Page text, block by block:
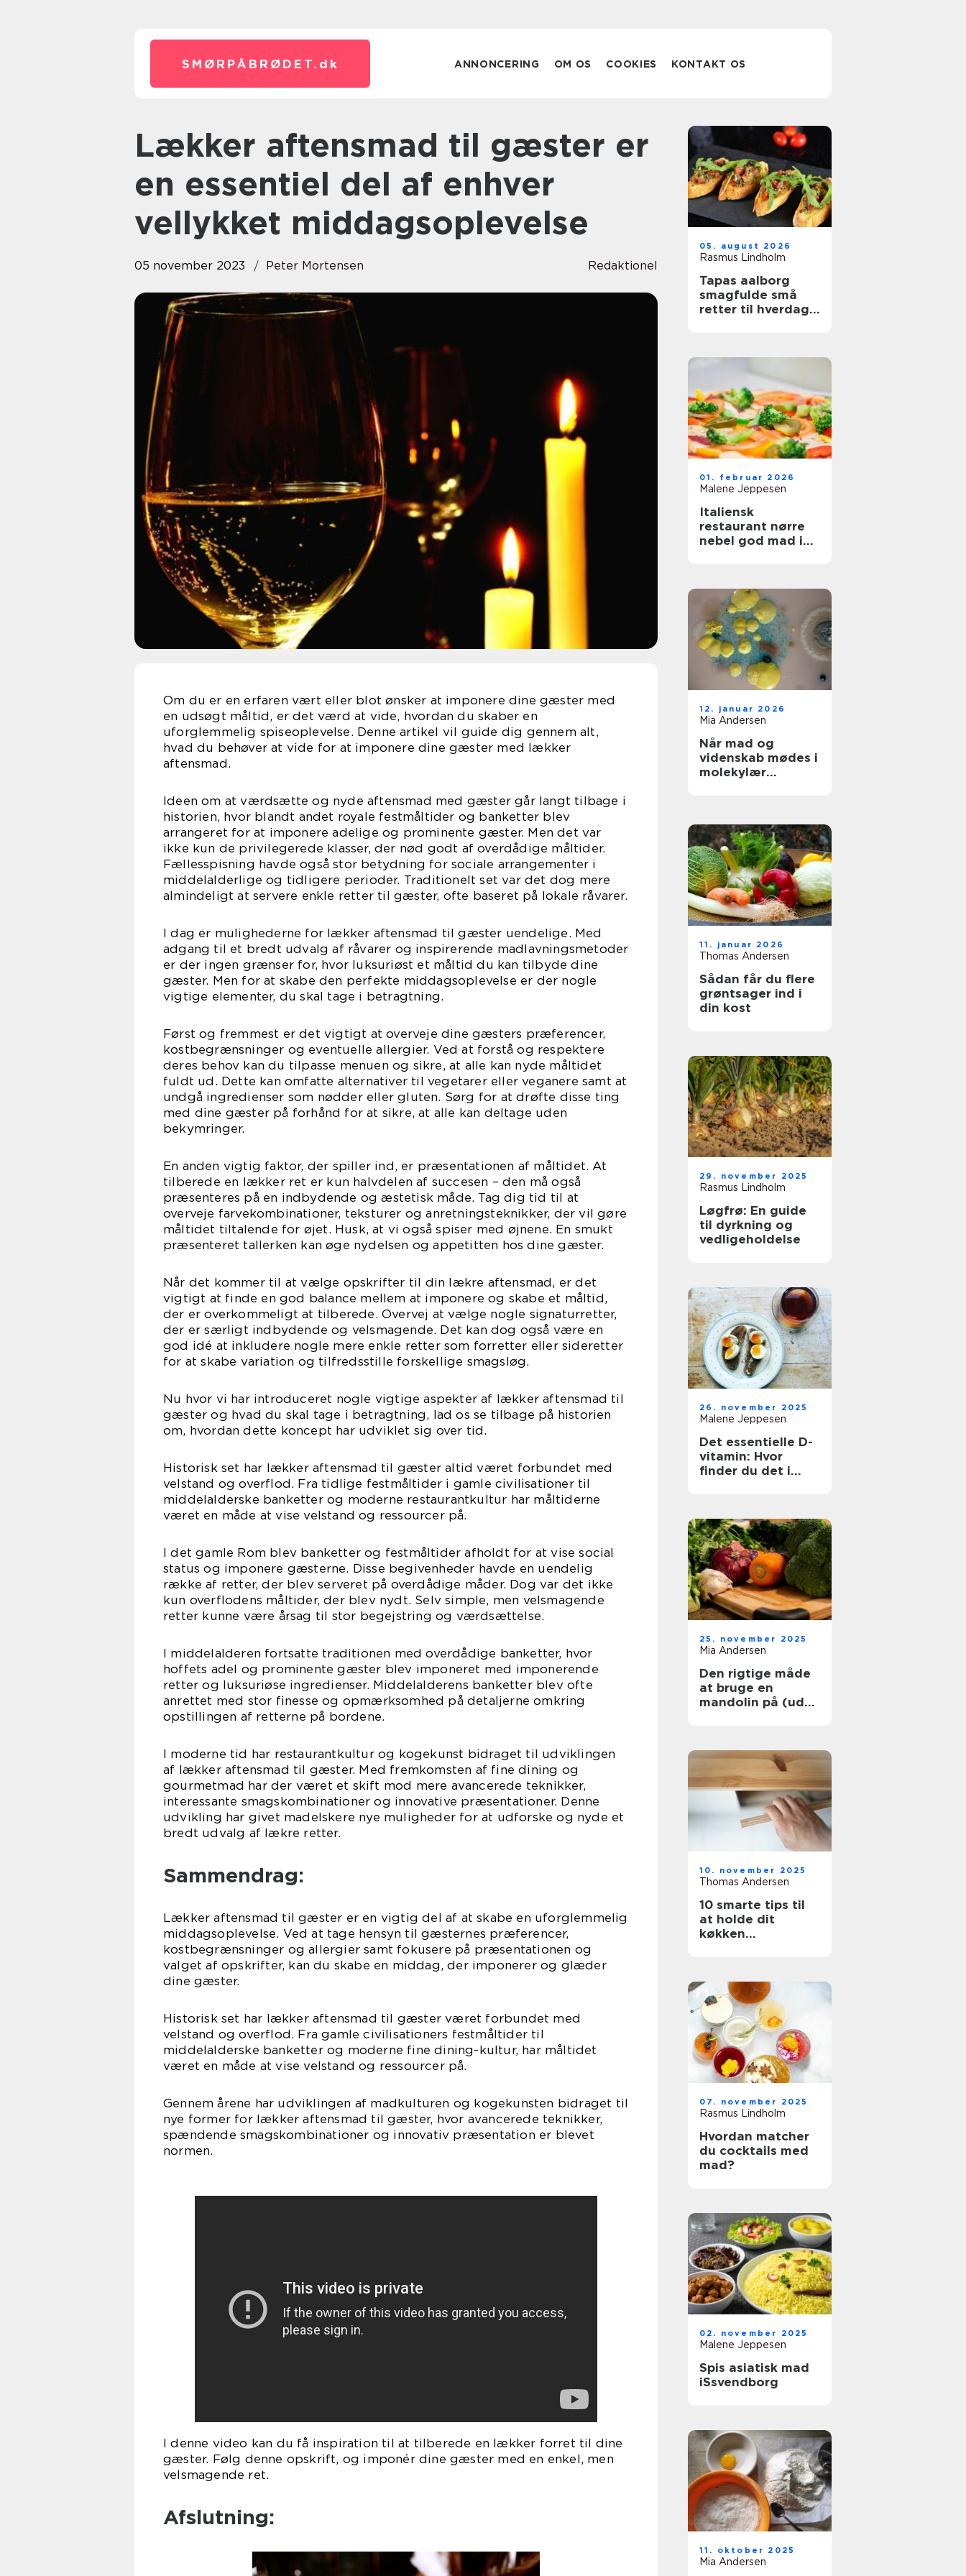
SMØRPÅBRØDET. dk ANNONCERING OM OS COOKIES KONTAKT OS
Lækker aftensmad til gæster er
en essentiel del af enhver
vellykket middagsoplevelse
05 november 2023 Peter Mortensen Redaktionel
Om du er en erfaren vært eller blot ønsker at imponere dine gæster med
en udsøgt måltid, er det værd at vide, hvordan du skaber en
uforglemmelig spiseoplevelse. Denne artikel vil guide dig gennem alt,
hvad du behøver at vide for at imponere dine gæster med lækker
aftensmad.
Ideen om at værdsætte og nyde aftensmad med gæster går langt tilbage i
historien, hvor blandt andet royale festmåltider og banketter blev
arrangeret for at imponere adelige og prominente gæster. Men det var
ikke kun de privilegerede klasser, der nød godt af overdådige måltider.
Fællesspisning havde også stor betydning for sociale arrangementer i
middelalderlige og tidligere perioder. Traditionelt set var det dog mere
almindeligt at servere enkle retter til gæster, ofte baseret på lokale råvarer.
I dag er mulighederne for lækker aftensmad til gæster uendelige. Med
adgang til et bredt udvalg af råvarer og inspirerende madlavningsmetoder
er der ingen grænser for, hvor luksuriøst et måltid du kan tilbyde dine
gæster. Men for at skabe den perfekte middagsoplevelse er der nogle
vigtige elementer, du skal tage i betragtning.
Først og fremmest er det vigtigt at overveje dine gæsters præferencer,
kostbegrænsninger og eventuelle allergier. Ved at forstå og respektere
deres behov kan du tilpasse menuen og sikre, at alle kan nyde måltidet
fuldt ud. Dette kan omfatte alternativer til vegetarer eller veganere samt at
undgå ingredienser som nødder eller gluten. Sørg for at drøfte disse ting
med dine gæster på forhånd for at sikre, at alle kan deltage uden
bekymringer.
En anden vigtig faktor, der spiller ind, er præsentationen af måltidet. At
tilberede en lækker ret er kun halvdelen af succesen – den må også
præsenteres på en indbydende og æstetisk måde. Tag dig tid til at
overveje farvekombinationer, teksturer og anretningsteknikker, der vil gøre
måltidet tiltalende for øjet. Husk, at vi også spiser med øjnene. En smukt
præsenteret tallerken kan øge nydelsen og appetitten hos dine gæster.
Når det kommer til at vælge opskrifter til din lækre aftensmad, er det
vigtigt at finde en god balance mellem at imponere og skabe et måltid,
der er overkommeligt at tilberede. Overvej at vælge nogle signaturretter,
der er særligt indbydende og velsmagende. Det kan dog også være en
god idé at inkludere nogle mere enkle retter som forretter eller sideretter
for at skabe variation og tilfredsstille forskellige smagsløg.
Nu hvor vi har introduceret nogle vigtige aspekter af lækker aftensmad til
gæster og hvad du skal tage i betragtning, lad os se tilbage på historien
om, hvordan dette koncept har udviklet sig over tid.
Historisk set har lækker aftensmad til gæster altid været forbundet med
velstand og overflod. Fra tidlige festmåltider i gamle civilisationer til
middelalderske banketter og moderne restaurantkultur har måltiderne
været en måde at vise velstand og ressourcer på.
I det gamle Rom blev banketter og festmåltider afholdt for at vise social
status og imponere gæsterne. Disse begivenheder havde en uendelig
række af retter, der blev serveret på overdådige måder. Dog var det ikke
kun overflodens måltider, der blev nydt. Selv simple, men velsmagende
retter kunne være årsag til stor begejstring og værdsættelse.
I middelalderen fortsatte traditionen med overdådige banketter, hvor
hoffets adel og prominente gæster blev imponeret med imponerende
retter og luksuriøse ingredienser. Middelalderens banketter blev ofte
anrettet med stor finesse og opmærksomhed på detaljerne omkring
opstillingen af retterne på bordene.
I moderne tid har restaurantkultur og kogekunst bidraget til udviklingen
af lækker aftensmad til gæster. Med fremkomsten af fine dining og
gourmetmad har der været et skift mod mere avancerede teknikker,
interessante smagskombinationer og innovative præsentationer. Denne
udvikling har givet madelskere nye muligheder for at udforske og nyde et
bredt udvalg af lækre retter.
Sammendrag:
Lækker aftensmad til gæster er en vigtig del af at skabe en uforglemmelig
middagsoplevelse. Ved at tage hensyn til gæsternes præferencer,
kostbegrænsninger og allergier samt fokusere på præsentationen og
valget af opskrifter, kan du skabe en middag, der imponerer og glæder
dine gæster.
Historisk set har lækker aftensmad til gæster været forbundet med
velstand og overflod. Fra gamle civilisationers festmåltider til
middelalderske banketter og moderne fine dining-kultur, har måltidet
været en måde at vise velstand og ressourcer på.
Gennem årene har udviklingen af madkulturen og kogekunsten bidraget til
nye former for lækker aftensmad til gæster, hvor avancerede teknikker,
spændende smagskombinationer og innovativ præsentation er blevet
normen.
I denne video kan du få inspiration til at tilberede en lækker forret til dine
gæster. Følg denne opskrift, og imponér dine gæster med en enkel, men
velsmagende ret.
Afslutning:
05. august 2026
Rasmus Lindholm
Tapas aalborg
smagfulde små
retter til hverdag
01. februar 2026
Malene Jeppesen
Italiensk
restaurant nørre
nebel god mad i
12. januar 2026
Mia Andersen
Når mad og
videnskab mødes i
molekylær
11. januar 2026
Thomas Andersen
Sådan får du flere
grøntsager ind i
din kost
29. november 2025
Rasmus Lindholm
Løgfrø: En guide
til dyrkning og
vedligeholdelse
26. november 2025
Malene Jeppesen
Det essentielle D-
vitamin: Hvor
finder du det i
25. november 2025
Mia Andersen
Den rigtige måde
at bruge en
mandolin på (uden
10. november 2025
Thomas Andersen
10 smarte tips til
at holde dit
køkken
07. november 2025
Rasmus Lindholm
Hvordan matcher
du cocktails med
mad?
02. november 2025
Malene Jeppesen
Spis asiatisk mad
iSsvendborg
11. oktober 2025
Mia Andersen